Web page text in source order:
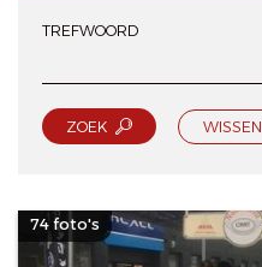
TREFWOORD
ZOEK WISSEN
74 foto's